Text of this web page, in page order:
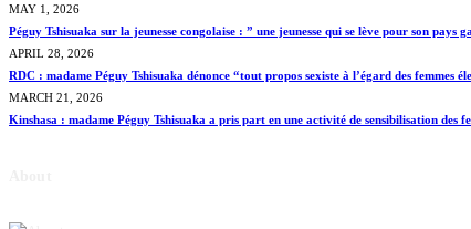
MAY 1, 2026
Péguy Tshisuaka sur la jeunesse congolaise : ” une jeunesse qui se lève pour son pays
APRIL 28, 2026
RDC : madame Péguy Tshisuaka dénonce “tout propos sexiste à l’égard des
MARCH 21, 2026
Kinshasa : madame Péguy Tshisuaka a pris part en une activité de sensibilisation des